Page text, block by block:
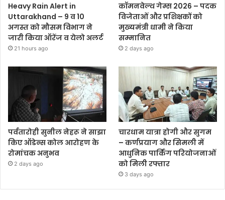
Heavy Rain Alert in
Uttarakhand – 9 व 10
अगस्त को मौसम विभाग ने
जारी किया ऑरेंज व येलो अलर्ट
21 hours ago
कॉमनवेल्थ गेम्स 2026 – पदक
विजेताओं और प्रशिक्षकों को
मुख्यमंत्री धामी ने किया
सम्मानित
2 days ago
पर्वतारोही सुनील नेहरू ने साझा
किए ऑडेन्स कोल आरोहण के
रोमांचक अनुभव
2 days ago
चारधाम यात्रा होगी और सुगम
– कर्णप्रयाग और सिमली में
आधुनिक पार्किंग परियोजनाओं
को मिली रफ्तार
3 days ago